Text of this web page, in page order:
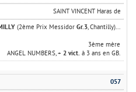
SAINT VINCENT Haras de
(2ème Prix MessidorGr.3 , Chantilly)...
3ème mère
ANGEL NUMBERS, + 2 vict. à 3 ans en GB.
057